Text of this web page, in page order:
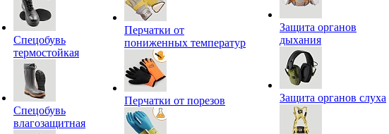
Спецобувь
термостойкая
Спецобувь
влагозащитная
Перчатки от
пониженных температур
Перчатки от порезов
Защита органов
дыхания
Защита органов слуха